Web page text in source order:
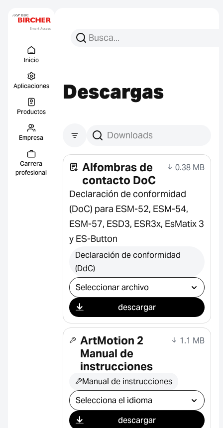
Inicio
Aplicaciones
Productos
Empresa
Carrera
profesional
Busca:
Busca en
Descargas
Buscar descargas
Alfombras de
contacto DoC
0.38 MB
Declaración de conformidad
(DoC) para ESM-52, ESM-54,
ESM-57, ESD3, ESR3x, EsMatix 3
y ES-Button
Declaración de conformidad
(DdC)
Seleccionar descarga
descargar
ArtMotion 2
Manual de
instrucciones
1.1 MB
Manual de instrucciones
Seleccionar descarga
descargar